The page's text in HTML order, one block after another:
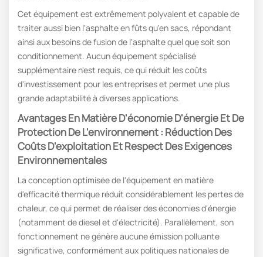
Cet équipement est extrêmement polyvalent et capable de
traiter aussi bien l'asphalte en fûts qu'en sacs, répondant
ainsi aux besoins de fusion de l'asphalte quel que soit son
conditionnement. Aucun équipement spécialisé
supplémentaire n'est requis, ce qui réduit les coûts
d'investissement pour les entreprises et permet une plus
grande adaptabilité à diverses applications.
Avantages En Matière D'économie D'énergie Et De
Protection De L'environnement : Réduction Des
Coûts D'exploitation Et Respect Des Exigences
Environnementales
La conception optimisée de l'équipement en matière
d'efficacité thermique réduit considérablement les pertes de
chaleur, ce qui permet de réaliser des économies d'énergie
(notamment de diesel et d'électricité). Parallèlement, son
fonctionnement ne génère aucune émission polluante
significative, conformément aux politiques nationales de